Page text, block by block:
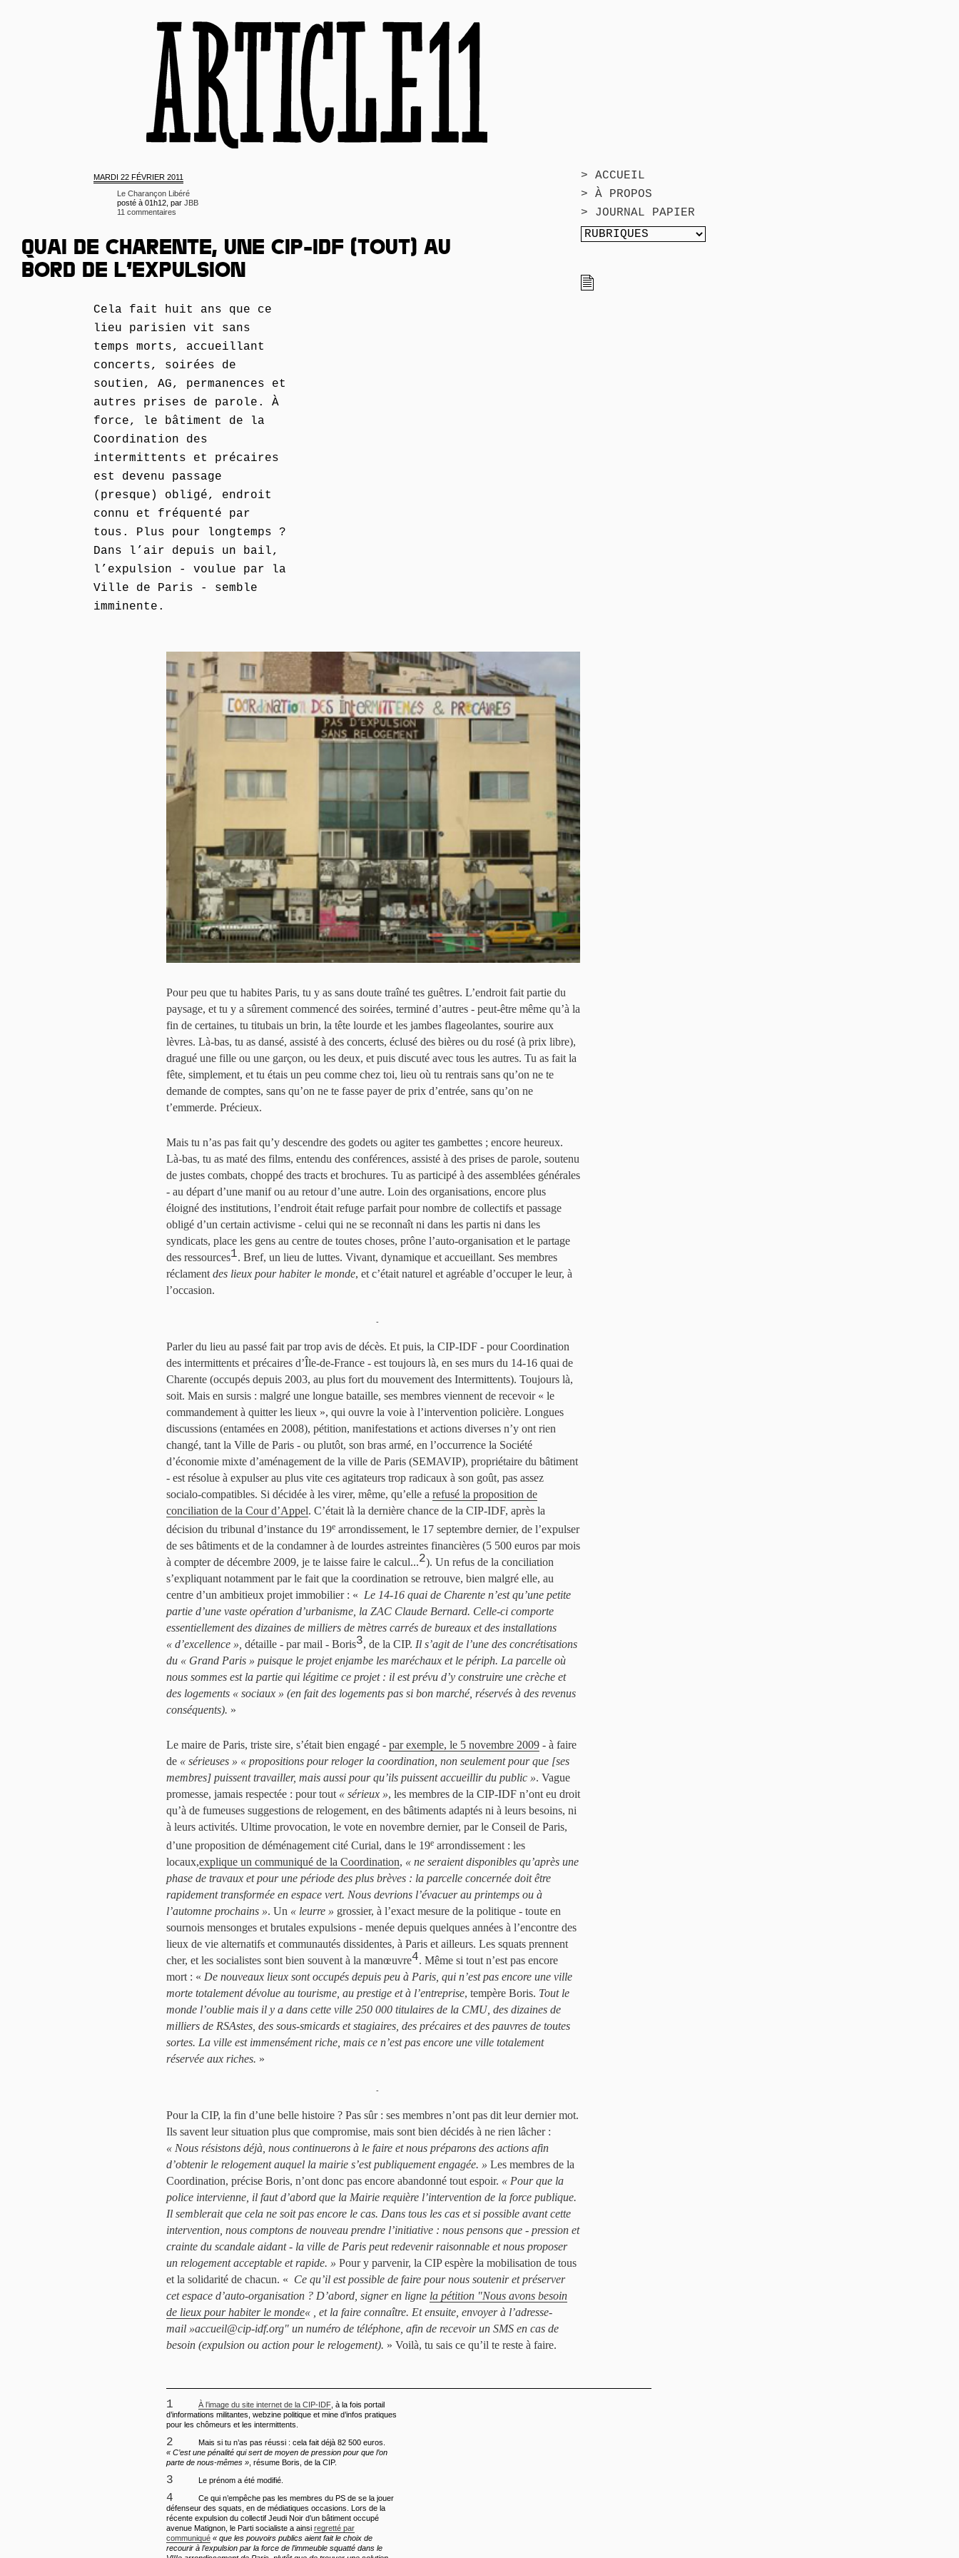
> ACCUEIL
> À PROPOS
> JOURNAL PAPIER
MARDI 22 FÉVRIER 2011
Le Charançon Libéré
posté à 01h12, par JBB
11 commentaires
QUAI DE CHARENTE, UNE CIP-IDF (TOUT) AU
BORD DE L’EXPULSION
Cela fait huit ans que ce
lieu parisien vit sans
temps morts, accueillant
concerts, soirées de
soutien, AG, permanences et
autres prises de parole. À
force, le bâtiment de la
Coordination des
intermittents et précaires
est devenu passage
(presque) obligé, endroit
connu et fréquenté par
tous. Plus pour longtemps ?
Dans l’air depuis un bail,
l’expulsion - voulue par la
Ville de Paris - semble
imminente.
Pour peu que tu habites Paris, tu y as sans doute traîné tes guêtres. L’endroit fait partie du
paysage, et tu y a sûrement commencé des soirées, terminé d’autres - peut-être même qu’à la
fin de certaines, tu titubais un brin, la tête lourde et les jambes flageolantes, sourire aux
lèvres. Là-bas, tu as dansé, assisté à des concerts, éclusé des bières ou du rosé (à prix libre),
dragué une fille ou une garçon, ou les deux, et puis discuté avec tous les autres. Tu as fait la
fête, simplement, et tu étais un peu comme chez toi, lieu où tu rentrais sans qu’on ne te
demande de comptes, sans qu’on ne te fasse payer de prix d’entrée, sans qu’on ne
t’emmerde. Précieux.
Mais tu n’as pas fait qu’y descendre des godets ou agiter tes gambettes ; encore heureux.
Là-bas, tu as maté des films, entendu des conférences, assisté à des prises de parole, soutenu
de justes combats, choppé des tracts et brochures. Tu as participé à des assemblées générales
- au départ d’une manif ou au retour d’une autre. Loin des organisations, encore plus
éloigné des institutions, l’endroit était refuge parfait pour nombre de collectifs et passage
obligé d’un certain activisme - celui qui ne se reconnaît ni dans les partis ni dans les
syndicats, place les gens au centre de toutes choses, prône l’auto-organisation et le partage
des ressources1. Bref, un lieu de luttes. Vivant, dynamique et accueillant. Ses membres
réclament des lieux pour habiter le monde, et c’était naturel et agréable d’occuper le leur, à
l’occasion.
-
Parler du lieu au passé fait par trop avis de décès. Et puis, la CIP-IDF - pour Coordination
des intermittents et précaires d’Île-de-France - est toujours là, en ses murs du 14-16 quai de
Charente (occupés depuis 2003, au plus fort du mouvement des Intermittents). Toujours là,
soit. Mais en sursis : malgré une longue bataille, ses membres viennent de recevoir « le
commandement à quitter les lieux », qui ouvre la voie à l’intervention policière. Longues
discussions (entamées en 2008), pétition, manifestations et actions diverses n’y ont rien
changé, tant la Ville de Paris - ou plutôt, son bras armé, en l’occurrence la Société
d’économie mixte d’aménagement de la ville de Paris (SEMAVIP), propriétaire du bâtiment
- est résolue à expulser au plus vite ces agitateurs trop radicaux à son goût, pas assez
socialo-compatibles. Si décidée à les virer, même, qu’elle a refusé la proposition de
conciliation de la Cour d’Appel. C’était là la dernière chance de la CIP-IDF, après la
décision du tribunal d’instance du 19e arrondissement, le 17 septembre dernier, de l’expulser
de ses bâtiments et de la condamner à de lourdes astreintes financières (5 500 euros par mois
à compter de décembre 2009, je te laisse faire le calcul...2). Un refus de la conciliation
s’expliquant notamment par le fait que la coordination se retrouve, bien malgré elle, au
centre d’un ambitieux projet immobilier : « Le 14-16 quai de Charente n’est qu’une petite
partie d’une vaste opération d’urbanisme, la ZAC Claude Bernard. Celle-ci comporte
essentiellement des dizaines de milliers de mètres carrés de bureaux et des installations
« d’excellence », détaille - par mail - Boris3, de la CIP. Il s’agit de l’une des concrétisations
du « Grand Paris » puisque le projet enjambe les maréchaux et le périph. La parcelle où
nous sommes est la partie qui légitime ce projet : il est prévu d’y construire une crèche et
des logements « sociaux » (en fait des logements pas si bon marché, réservés à des revenus
conséquents). »
Le maire de Paris, triste sire, s’était bien engagé - par exemple, le 5 novembre 2009 - à faire
de « sérieuses » « propositions pour reloger la coordination, non seulement pour que [ses
membres] puissent travailler, mais aussi pour qu’ils puissent accueillir du public ». Vague
promesse, jamais respectée : pour tout « sérieux », les membres de la CIP-IDF n’ont eu droit
qu’à de fumeuses suggestions de relogement, en des bâtiments adaptés ni à leurs besoins, ni
à leurs activités. Ultime provocation, le vote en novembre dernier, par le Conseil de Paris,
d’une proposition de déménagement cité Curial, dans le 19e arrondissement : les
locaux,explique un communiqué de la Coordination, « ne seraient disponibles qu’après une
phase de travaux et pour une période des plus brèves : la parcelle concernée doit être
rapidement transformée en espace vert. Nous devrions l’évacuer au printemps ou à
l’automne prochains ». Un « leurre » grossier, à l’exact mesure de la politique - toute en
sournois mensonges et brutales expulsions - menée depuis quelques années à l’encontre des
lieux de vie alternatifs et communautés dissidentes, à Paris et ailleurs. Les squats prennent
cher, et les socialistes sont bien souvent à la manœuvre4. Même si tout n’est pas encore
mort : « De nouveaux lieux sont occupés depuis peu à Paris, qui n’est pas encore une ville
morte totalement dévolue au tourisme, au prestige et à l’entreprise, tempère Boris. Tout le
monde l’oublie mais il y a dans cette ville 250 000 titulaires de la CMU, des dizaines de
milliers de RSAstes, des sous-smicards et stagiaires, des précaires et des pauvres de toutes
sortes. La ville est immensément riche, mais ce n’est pas encore une ville totalement
réservée aux riches. »
-
Pour la CIP, la fin d’une belle histoire ? Pas sûr : ses membres n’ont pas dit leur dernier mot.
Ils savent leur situation plus que compromise, mais sont bien décidés à ne rien lâcher :
« Nous résistons déjà, nous continuerons à le faire et nous préparons des actions afin
d’obtenir le relogement auquel la mairie s’est publiquement engagée. » Les membres de la
Coordination, précise Boris, n’ont donc pas encore abandonné tout espoir. « Pour que la
police intervienne, il faut d’abord que la Mairie requière l’intervention de la force publique.
Il semblerait que cela ne soit pas encore le cas. Dans tous les cas et si possible avant cette
intervention, nous comptons de nouveau prendre l’initiative : nous pensons que - pression et
crainte du scandale aidant - la ville de Paris peut redevenir raisonnable et nous proposer
un relogement acceptable et rapide. » Pour y parvenir, la CIP espère la mobilisation de tous
et la solidarité de chacun. « Ce qu’il est possible de faire pour nous soutenir et préserver
cet espace d’auto-organisation ? D’abord, signer en ligne la pétition "Nous avons besoin
de lieux pour habiter le monde« , et la faire connaître. Et ensuite, envoyer à l’adresse-
mail »accueil@cip-idf.org" un numéro de téléphone, afin de recevoir un SMS en cas de
besoin (expulsion ou action pour le relogement). » Voilà, tu sais ce qu’il te reste à faire.
1 À l’image du site internet de la CIP-IDF , à la fois portail
d’informations militantes, webzine politique et mine d’infos pratiques
pour les chômeurs et les intermittents.
2
Mais si tu n’as pas réussi : cela fait déjà 82 500 euros.
« C’est une pénalité qui sert de moyen de pression pour que l’on
parte de nous-mêmes » , résume Boris, de la CIP.
3 Le prénom a été modifié.
4
Ce qui n’empêche pas les membres du PS de se la jouer
défenseur des squats, en de médiatiques occasions. Lors de la
récente expulsion du collectif Jeudi Noir d’un bâtiment occupé
avenue Matignon, le Parti socialiste a ainsi regretté par
communiqué « que les pouvoirs publics aient fait le choix de
recourir à l’expulsion par la force de l’immeuble squatté dans le